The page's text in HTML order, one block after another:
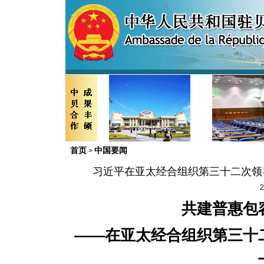
首页 > 中国要闻
习近平在亚太经合组织第三十二次
共建普惠包
——在亚太经合组织第三十